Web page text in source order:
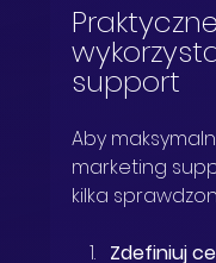
support
Aby
marketing
kilka
Zdefiniuj